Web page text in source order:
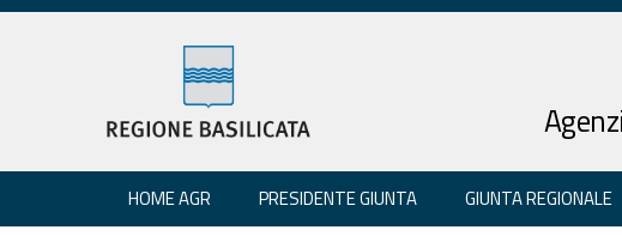
HOME AGR PRESIDENTE GIUNTA GIUNTA REGIONALE